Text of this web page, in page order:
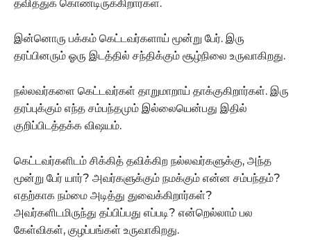
தவித்துக் கொண்டிருக்கிறார்கள்.
இன்னொரு பக்கம் கெட்டவர்களாய் மூன்று பேர். இரு
தரப்பினரும் ஓரு இடத்தில் சந்திக்கும் சூழ்நிலை உருவாகிறது.
நல்லவர்களை கெட்டவர்கள் தாறுமாறாய் தாக்குகிறார்கள். இரு
தரப்புக்கும் எந்த சம்பந்தமும் இல்லையென்பது இதில்
குறிப்பிடத்தக்க விஷயம்.
கெட்டவர்களிடம் சிக்கித் தவிக்கிற நல்லவர்களுக்கு, அந்த
மூன்று பேர் யார்? அவர்களுக்கும் நமக்கும் என்ன சம்பந்தம்?
எதற்காக நம்மை அடித்து துவைக்கிறார்கள்?
அவர்களிடமிருந்து தப்பிப்பது எப்படி? என்றெல்லாம் பல
கேள்விகள், குழப்பங்கள் உருவாகிறது.